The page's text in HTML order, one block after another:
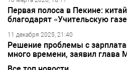
Первая полоса в Пекине:
благодарят «Учительскую
11 декабря 2025, 21:40
Решение проблемы с
много времени, заявил глава